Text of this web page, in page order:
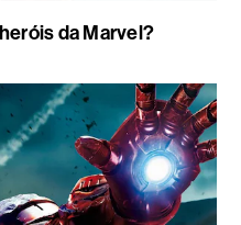
da Marvel?